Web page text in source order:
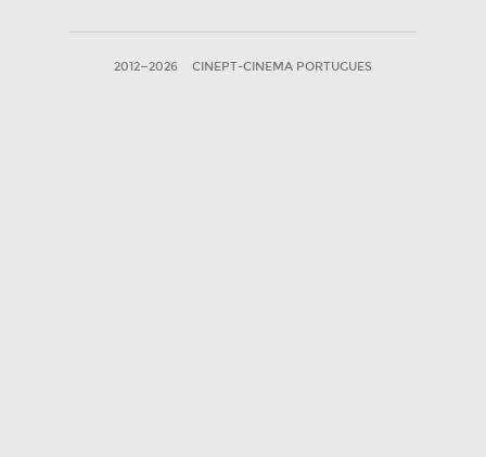
2012—2026 CINEPT-CINEMA PORTUGUES